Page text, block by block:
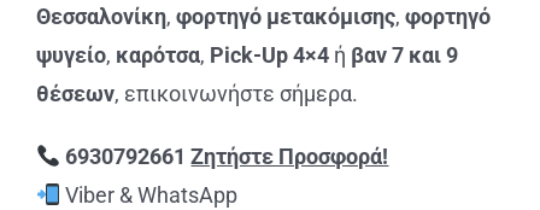
Θεσσαλονίκη, φορτηγό μετακόμισης, φορτηγό
ψυγείο, καρότσα, Pick-Up 4×4ή βαν 7 και 9
θέσεων, επικοινωνήστε σήμερα.
6930792661Ζητήστε Προσφορά!
Viber & WhatsApp